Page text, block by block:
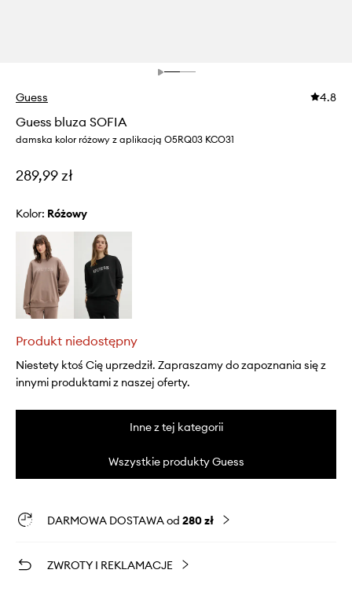
Guess 4.8
Guess bluza SOFIA
damska kolor różowy z aplikacją O5RQ03 KCO31
289,99 zł
Kolor: różowy
Produkt niedostępny
Niestety ktoś Cię uprzedził. Zapraszamy do zapoznania się z
innymi produktami z naszej oferty.
Inne z tej kategorii
Wszystkie produkty Guess
DARMOWA DOSTAWA od 280 zł
ZWROTY I REKLAMACJE